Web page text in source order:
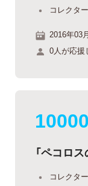
コレクタ
2016年03
0人が応援
10000
「ペコロ
コレクタ